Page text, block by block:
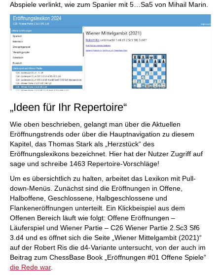
Abspiele verlinkt, wie zum Spanier mit 5…Sa5 von Mihail Marin.
„Ideen für Ihr Repertoire“
Wie oben beschrieben, gelangt man über die Aktuellen
Eröffnungstrends oder über die Hauptnavigation zu diesem
Kapitel, das Thomas Stark als „Herzstück“ des
Eröffnungslexikons bezeichnet. Hier hat der Nutzer Zugriff auf
sage und schreibe 1463 Repertoire-Vorschläge!
Um es übersichtlich zu halten, arbeitet das Lexikon mit Pull-
down-Menüs. Zunächst sind die Eröffnungen in Offene,
Halboffene, Geschlossene, Halbgeschlossene und
Flankeneröffnungen unterteilt. Ein Klickbeispiel aus dem
Offenen Bereich läuft wie folgt: Offene Eröffnungen –
Läuferspiel und Wiener Partie – C26 Wiener Partie 2.Sc3 Sf6
3.d4 und es öffnet sich die Seite „Wiener Mittelgambit (2021)“
auf der Robert Ris die d4-Variante untersucht, von der auch im
Beitrag zum ChessBase Book „Eröffnungen #01 Offene Spiele“
die Rede war.